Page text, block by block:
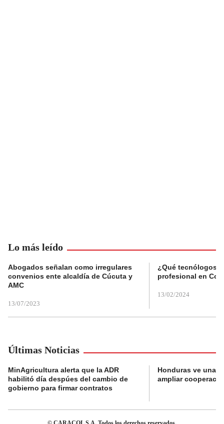
Lo más leído
Abogados señalan como irregulares
convenios ente alcaldía de Cúcuta y
AMC
13/07/2023
¿Qué tecnólogos
profesional en
13/02/2024
Últimas Noticias
MinAgricultura alerta que la ADR
habilitó día despúes del cambio de
gobierno para firmar contratos
Honduras ve una
ampliar